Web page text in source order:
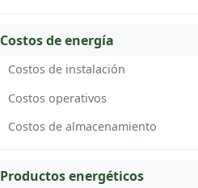
Costos de energía
Costos de instalación
Costos operativos
Costos de almacenamiento
Productos energéticos